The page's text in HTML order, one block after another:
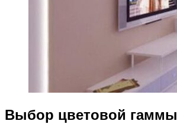
Выбор цветовой гаммы